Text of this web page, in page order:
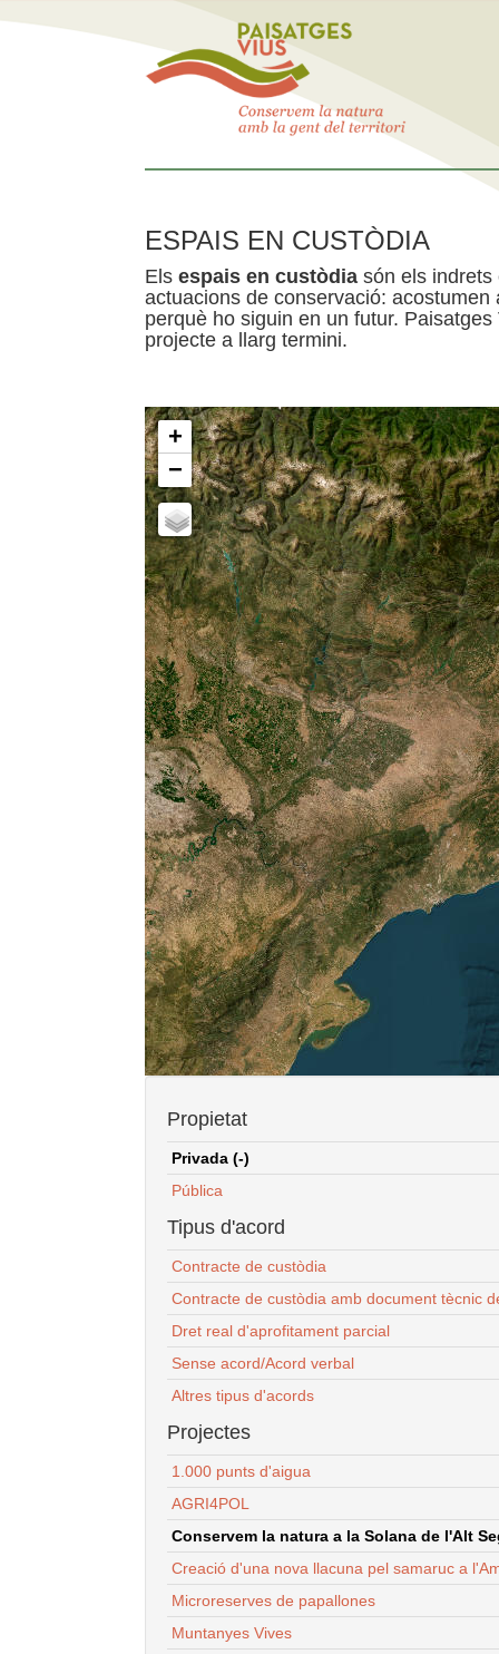
ESPAIS EN CUSTÒDIA
Els espais en custòdia són els indrets
actuacions de conservació:
perquè ho siguin en un futur.
projecte a llarg termini.
+
−
Propietat
Privada (-)
Pública
Tipus d'acord
Contracte de custòdia
Contracte de custòdia amb document tècnic
Dret real d'aprofitament parcial
Sense acord/Acord verbal
Altres tipus d'acords
Projectes
1.000 punts d'aigua
AGRI4POL
Conservem la natura a la Solana de l'Alt
Creació d'una nova llacuna pel samaruc a
Microreserves de papallones
Muntanyes Vives